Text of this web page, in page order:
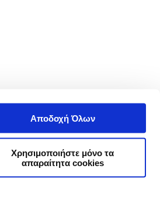
Αποδοχή Όλων
Χρησιμοποιήστε μόνο τα
απαραίτητα cookies